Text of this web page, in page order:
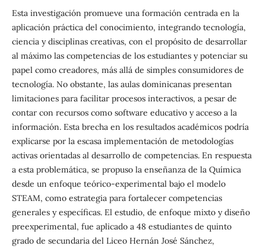
Esta investigación promueve una formación centrada en la
aplicación práctica del conocimiento, integrando tecnología,
ciencia y disciplinas creativas, con el propósito de desarrollar
al máximo las competencias de los estudiantes y potenciar su
papel como creadores, más allá de simples consumidores de
tecnología. No obstante, las aulas dominicanas presentan
limitaciones para facilitar procesos interactivos, a pesar de
contar con recursos como software educativo y acceso a la
información. Esta brecha en los resultados académicos podría
explicarse por la escasa implementación de metodologías
activas orientadas al desarrollo de competencias. En respuesta
a esta problemática, se propuso la enseñanza de la Química
desde un enfoque teórico-experimental bajo el modelo
STEAM, como estrategia para fortalecer competencias
generales y específicas. El estudio, de enfoque mixto y diseño
preexperimental, fue aplicado a 48 estudiantes de quinto
grado de secundaria del Liceo Hernán José Sánchez,